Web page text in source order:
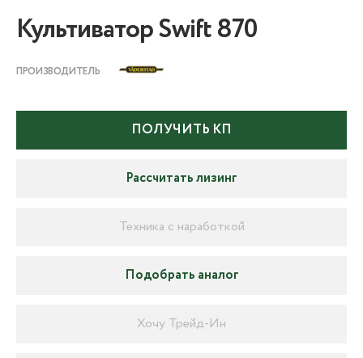
Культиватор Swift 870
ПРОИЗВОДИТЕЛЬ
ПОЛУЧИТЬ КП
Рассчитать лизинг
Техника с наработкой
Подобрать аналог
Хочу Трейд-Ин